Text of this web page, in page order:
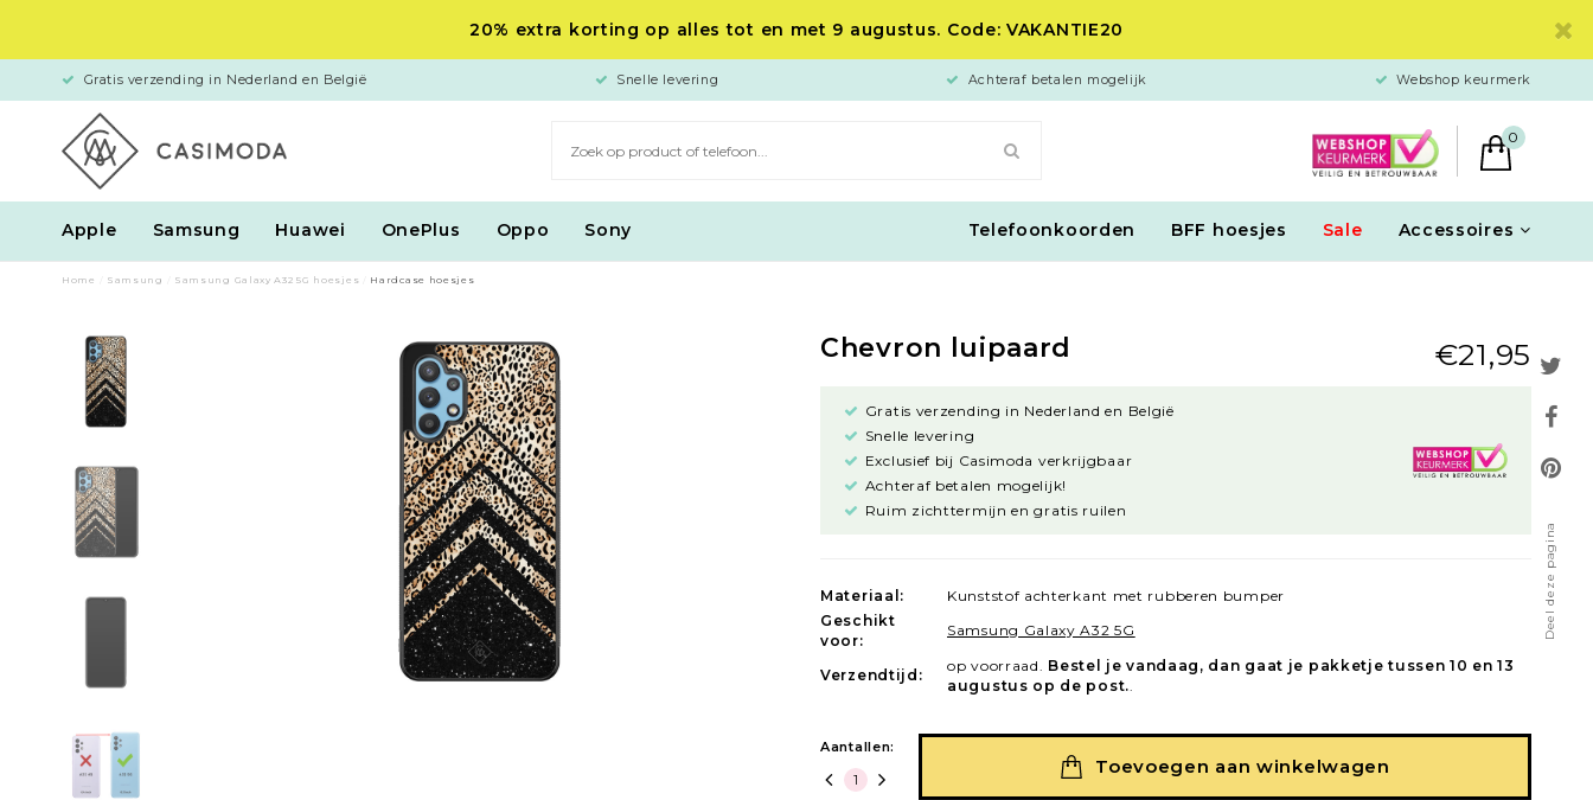
20% extra korting op alles tot en met 9 augustus. Code: VAKANTIE20
Gratis verzending in Nederland en België Snelle levering Achteraf betalen mogelijk Webshop keurmerk
0
Apple Samsung Huawei OnePlus Oppo Sony Telefoonkoorden BFF hoesjes Sale Accessoires
Deel deze pagina
Home Samsung Samsung Galaxy A32 5G hoesjes Hardcase hoesjes
Chevron luipaard €21,95
Gratis verzending in Nederland en België
Snelle levering
Exclusief bij Casimoda verkrijgbaar
Achteraf betalen mogelijk!
Ruim zichttermijn en gratis ruilen
Materiaal:
Kunststof achterkant met rubberen bumper
Geschikt
voor:
Samsung Galaxy A32 5G
Verzendtijd:
op voorraad. Bestel je vandaag, dan gaat je pakketje tussen 10 en 13
augustus op de post.
Aantallen:
Toevoegen aan winkelwagen